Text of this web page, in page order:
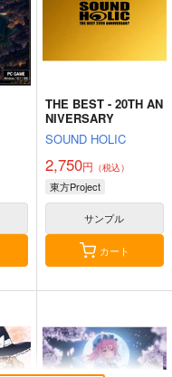
THE BEST - 20TH AN
NIVERSARY
SOUND HOLIC
2,750円 （税込）
東方Project
サンプル
カート